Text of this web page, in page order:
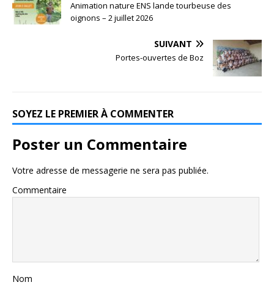
Animation nature ENS lande tourbeuse des
oignons – 2 juillet 2026
SUIVANT
Portes-ouvertes de Boz
SOYEZ LE PREMIER À COMMENTER
Poster un Commentaire
Votre adresse de messagerie ne sera pas publiée.
Commentaire
Nom